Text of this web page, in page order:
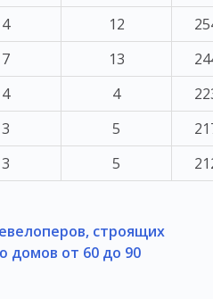
4 12
7 13
4 4
3 5
3 5
строящих
домов от 60 до 90